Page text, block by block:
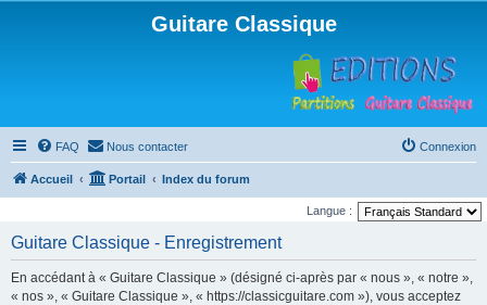
Guitare Classique
FAQ Nous contacter Connexion
Accueil Portail Index du forum
Langue :
Guitare Classique - Enregistrement
En accédant à « Guitare Classique » (désigné ci-après par « nous », « notre »,
« nos », « Guitare Classique », « https://classicguitare.com »), vous acceptez